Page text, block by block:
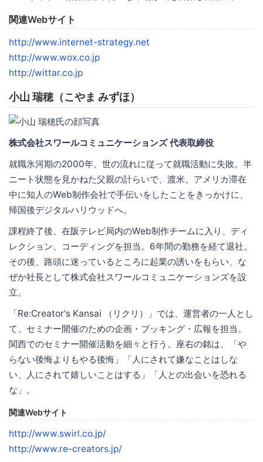
関連Webサイト
http://www.internet-strategy.net
http://www.wox.co.jp
http://wittar.co.jp
小山 瑞穂（こやま みずほ）
株式会社スワールコミュニケーションズ 代表取締役
就職氷河期の2000年、世の流れに従って就職活動に失敗。半
ニート状態を見かねた父親の計らいで、渡米。アメリカ滞在
中に知人のWeb制作会社で手伝いをしたことをきっかけに、
帰国後デジタルハリウッドへ。
課程終了後、在阪テレビ局内のWeb制作チームに入り、ディ
レクション、コーディングを担当。6年間の勤務を経て退社。
その後、路頭に迷っているところに起業の誘いをもらい、な
ぜか社長として株式会社スワールコミュニケーションズを設
立。
「Re:Creator's Kansai （リクリ）」では、運営者の一人とし
て、セミナー開催のための企画・ブッキング・広報を担当。
関西でのセミナー開催活動を細々と行う。座右の銘は、「や
らない後悔よりもやる後悔」「人にされて嫌なことはしな
い、人にされて嬉しいことはする」「人との出会いを恐れる
な」。
関連Webサイト
http://www.swirl.co.jp/
http://www.re-creators.jp/‎